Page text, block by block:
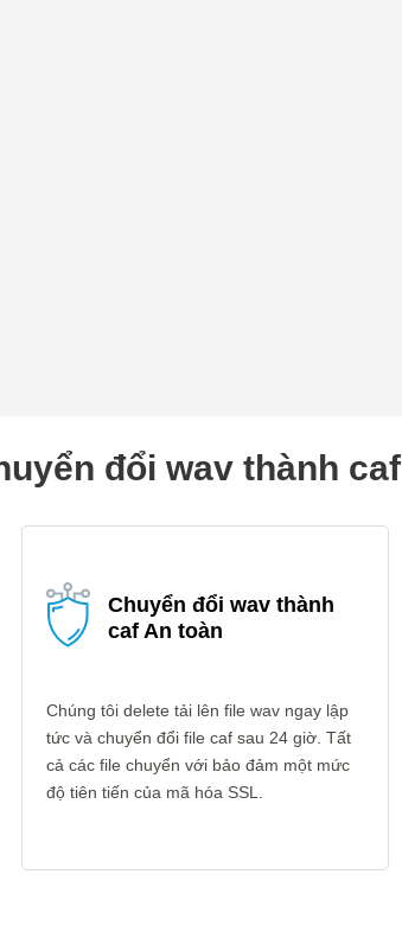
đổi wav thành caf
Chuyển đổi wav thành
caf An toàn
Chúng tôi delete tải lên file wav ngay lập
tức và chuyển đổi file caf sau 24 giờ. Tất
cả các file chuyển với bảo đảm một mức
độ tiên tiến của mã hóa SSL.